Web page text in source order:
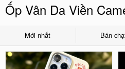
Ốp Vân Da Viền
Mới nhất Bán